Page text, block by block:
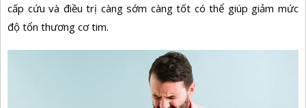
cấp cứu và điều trị càng sớm càng tốt có thể giúp giảm mức
độ tổn thương cơ tim.